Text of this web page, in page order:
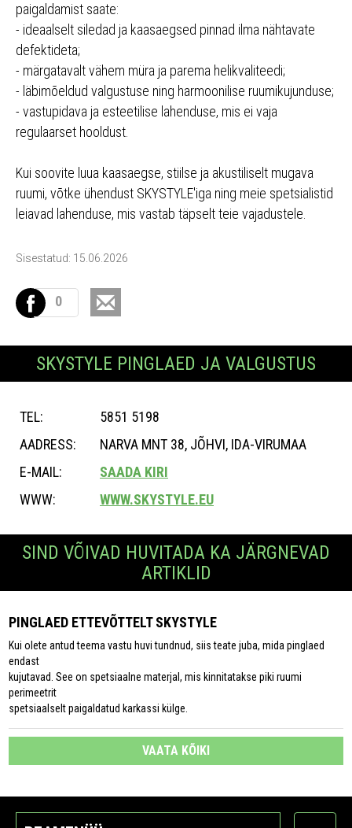
paigaldamist saate:
- ideaalselt siledad ja kaasaegsed pinnad ilma nähtavate
defektideta;
- märgatavalt vähem müra ja parema helikvaliteedi;
- läbimõeldud valgustuse ning harmoonilise ruumikujunduse;
- vastupidava ja esteetilise lahenduse, mis ei vaja
regulaarset hooldust.
Kui soovite luua kaasaegse, stiilse ja akustiliselt mugava
ruumi, võtke ühendust SKYSTYLE'iga ning meie spetsialistid
leiavad lahenduse, mis vastab täpselt teie vajadustele.
Sisestatud: 15.06.2026
0
SKYSTYLE PINGLAED JA VALGUSTUS
TEL:
5851 5198
AADRESS:
NARVA MNT 38, JÕHVI, IDA-VIRUMAA
E-MAIL:
SAADA KIRI
WWW:
WWW.SKYSTYLE.EU
SIND VÕIVAD HUVITADA KA JÄRGNEVAD
ARTIKLID
PINGLAED ETTEVÕTTELT SKYSTYLE
Kui olete antud teema vastu huvi tundnud, siis teate juba, mida pinglaed
endast
kujutavad. See on spetsiaalne materjal, mis kinnitatakse piki ruumi
perimeetrit
spetsiaalselt paigaldatud karkassi külge.
VAATA KÕIKI